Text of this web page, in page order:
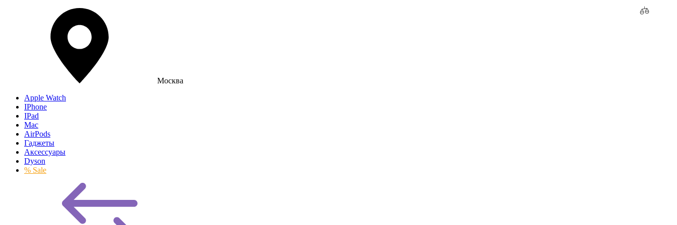
Москва
Apple Watch
IPhone
IPad
Mac
AirPods
Гаджеты
Аксессуары
Dyson
% Sale